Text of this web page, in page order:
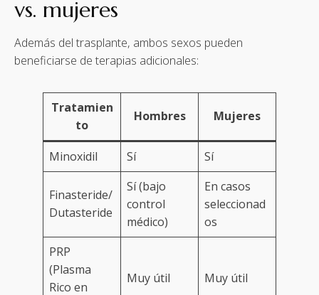
vs. mujeres
Además del trasplante, ambos sexos pueden
beneficiarse de terapias adicionales:
Tratamien
to
Hombres Mujeres
Minoxidil Sí Sí
Finasteride/
Dutasteride
Sí (bajo
control
médico)
En casos
seleccionad
os
PRP
(Plasma
Rico en
Muy útil Muy útil